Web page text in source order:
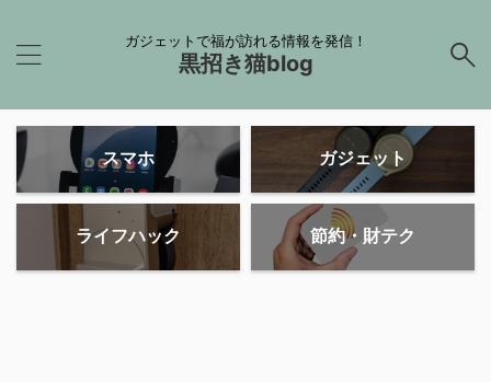
ガジェットで福が訪れる情報を発信！
黒招き猫blog
スマホ ガジェット
ライフハック 節約・財テク